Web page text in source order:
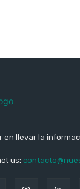
en llevar la
us: